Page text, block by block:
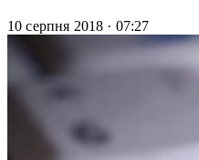
10 серпня 2018 · 07:27